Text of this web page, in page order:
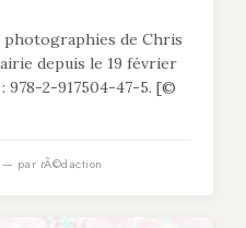
photographies de Chris
depuis le 19 février
: 978-2-917504-47-5. [©
— par rÃ©daction